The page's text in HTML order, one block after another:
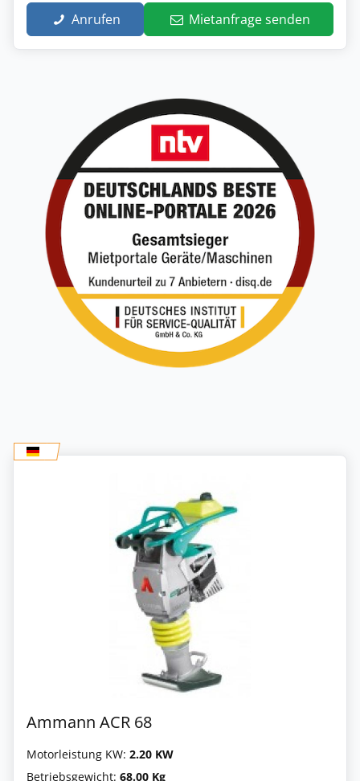
Anrufen Mietanfrage senden
Ammann ACR 68
Motorleistung KW: 2.20 KW
Betriebsgewicht: 68.00 Kg